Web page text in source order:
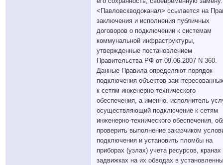
<Павловскводоканал> ссылается на
заключения и исполнения публичных
договоров о подключении к системам
коммунальной инфраструктуры,
утвержденные постановлением
Правительства РФ от 09.06.2007 N 360.
Данные Правила определяют порядок
подключения объектов
к сетям инженерно-технического
обеспечения, а именно, исполнитель
осуществляющий подключение к сетям
инженерно-технического обеспечения,
проверить выполнение заказчиком
подключения и установить пломбы на
приборах (узлах) учета ресурсов, кранах
задвижках на их обводах в